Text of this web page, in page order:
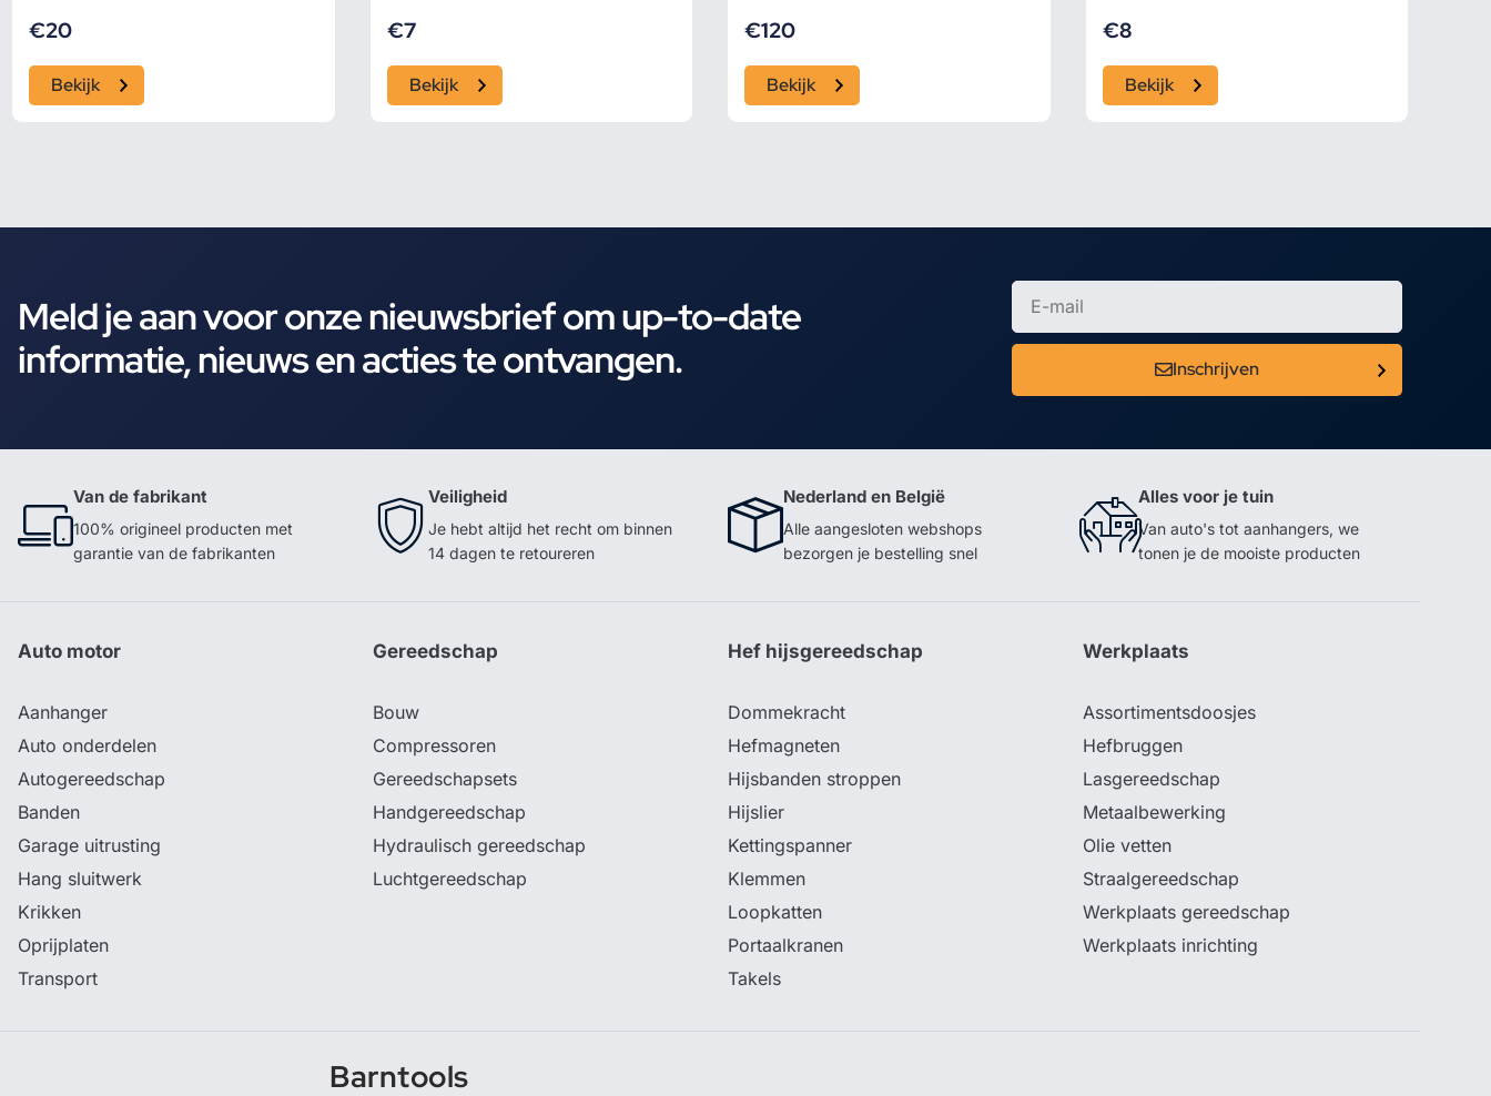
€20
Bekijk
€7
Bekijk
€120
Bekijk
€8
Bekijk
Meld je aan voor onze nieuwsbrief om up-to-date
informatie, nieuws en acties te ontvangen.
Inschrijven
Van de fabrikant
100% origineel producten met
garantie van de fabrikanten
Veiligheid
Je hebt altijd het recht om binnen
14 dagen te retoureren
Nederland en België
Alle aangesloten webshops
bezorgen je bestelling snel
Alles voor je tuin
Van auto's tot aanhangers, we
tonen je de mooiste producten
Auto motor
Aanhanger
Auto onderdelen
Autogereedschap
Banden
Garage uitrusting
Hang sluitwerk
Krikken
Oprijplaten
Transport
Gereedschap
Bouw
Compressoren
Gereedschapsets
Handgereedschap
Hydraulisch gereedschap
Luchtgereedschap
Hef hijsgereedschap
Dommekracht
Hefmagneten
Hijsbanden stroppen
Hijslier
Kettingspanner
Klemmen
Loopkatten
Portaalkranen
Takels
Werkplaats
Assortimentsdoosjes
Hefbruggen
Lasgereedschap
Metaalbewerking
Olie vetten
Straalgereedschap
Werkplaats gereedschap
Werkplaats inrichting
Barntools